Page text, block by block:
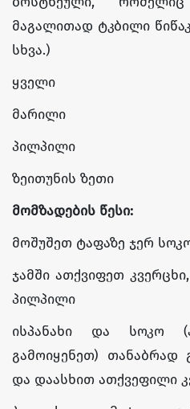
მაგალითად ტკბილი
სხვა.)
ყველი
მარილი
პილპილი
ზეითუნის ზეთი
მომზადების წესი:
მოშუშეთ ტაფაზე ჯერ
ჯამში ათქვიფეთ
პილპილი
ისპანახი და სოკო
გამოიყენეთ) თანაბრად
და დაასხით ათქვეფილი